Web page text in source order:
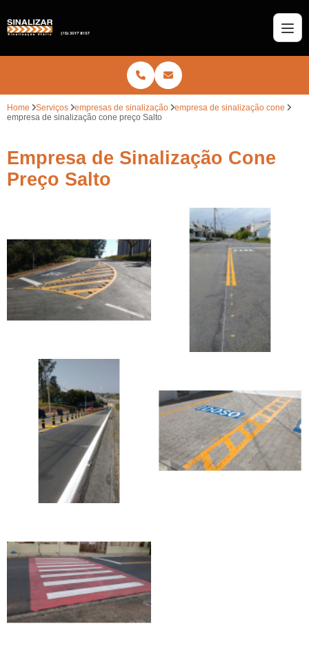
Home Serviços empresas de sinalização
empresa de sinalização cone
empresa de sinalização cone preço Salto
Empresa de Sinalização Cone
Preço Salto